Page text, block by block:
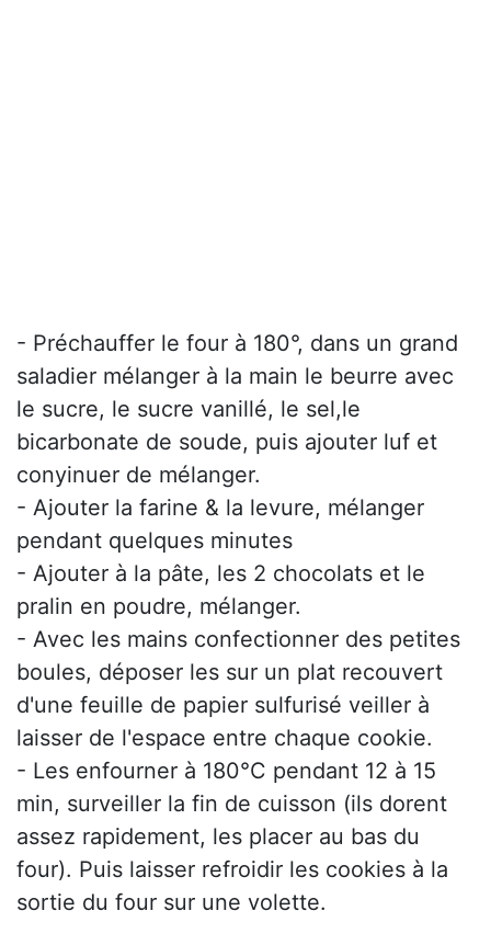
- Préchauffer le four à 180°, dans un grand
saladier mélanger à la main le beurre avec
le sucre, le sucre vanillé, le sel,le
bicarbonate de soude, puis ajouter luf et
conyinuer de mélanger.
- Ajouter la farine & la levure, mélanger
pendant quelques minutes
- Ajouter à la pâte, les 2 chocolats et le
pralin en poudre, mélanger.
- Avec les mains confectionner des petites
boules, déposer les sur un plat recouvert
d'une feuille de papier sulfurisé veiller à
laisser de l'espace entre chaque cookie.
- Les enfourner à 180°C pendant 12 à 15
min, surveiller la fin de cuisson (ils dorent
assez rapidement, les placer au bas du
four). Puis laisser refroidir les cookies à la
sortie du four sur une volette.